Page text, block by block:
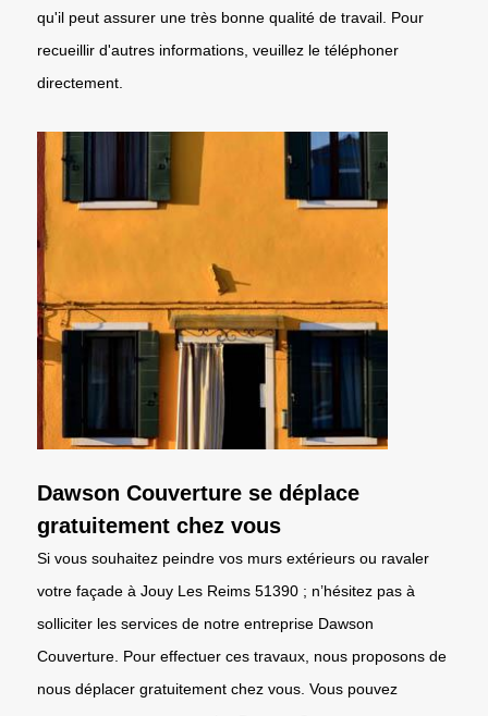
qu'il peut assurer une très bonne qualité de travail. Pour
recueillir d'autres informations, veuillez le téléphoner
directement.
Dawson Couverture se déplace
gratuitement chez vous
Si vous souhaitez peindre vos murs extérieurs ou ravaler
votre façade à Jouy Les Reims 51390 ; n’hésitez pas à
solliciter les services de notre entreprise Dawson
Couverture. Pour effectuer ces travaux, nous proposons de
nous déplacer gratuitement chez vous. Vous pouvez